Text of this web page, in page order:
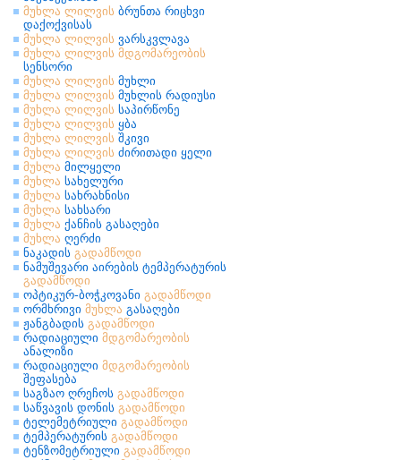
მუხლა ლილვის ბრუნთა რიცხვი
დაქოქვისას
მუხლა ლილვის ვარსკვლავა
მუხლა ლილვის მდგომარეობის
სენსორი
მუხლა ლილვის მუხლი
მუხლა ლილვის მუხლის რადიუსი
მუხლა ლილვის საპირწონე
მუხლა ლილვის ყბა
მუხლა ლილვის შკივი
მუხლა ლილვის ძირითადი ყელი
მუხლა მილყელი
მუხლა სახელური
მუხლა სახრახნისი
მუხლა სახსარი
მუხლა ქანჩის გასაღები
მუხლა ღერძი
ნაკადის გადამწოდი
ნამუშევარი აირების ტემპერატურის
გადამწოდი
ოპტიკურ-ბოჭკოვანი გადამწოდი
ორმხრივი მუხლა გასაღები
ჟანგბადის გადამწოდი
რადიაციული მდგომარეობის
ანალიზი
რადიაციული მდგომარეობის
შეფასება
საგზაო ღრეჩოს გადამწოდი
საწვავის დონის გადამწოდი
ტელემეტრიული გადამწოდი
ტემპერატურის გადამწოდი
ტენზომეტრიული გადამწოდი